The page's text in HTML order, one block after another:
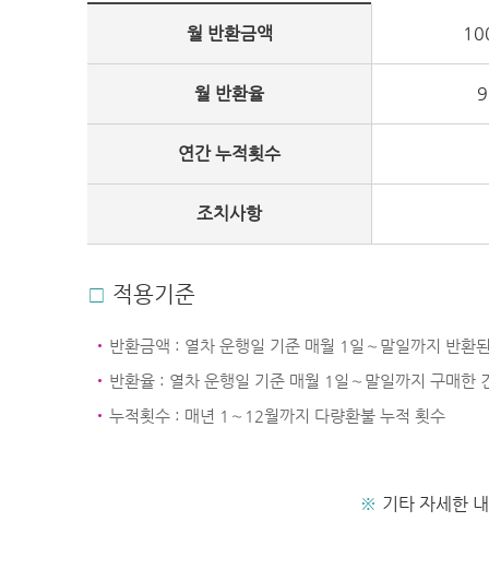
월 반환금액
월 반환율
연간 누적횟수
조치사항
□ 적용기준
반환금액 : 열차 운행일 기준 매월 1일∼말일까지 반환
반환율 : 열차 운행일 기준 매월 1일∼말일까지 구매한
누적횟수 : 매년 1∼12월까지 다량환불 누적 횟수
※ 기타 자세한